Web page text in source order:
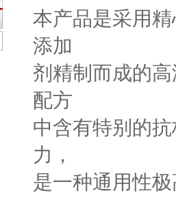
本产品是采用
添加
剂精制而成的
配方
中含有特别的
力，
是一种通用性